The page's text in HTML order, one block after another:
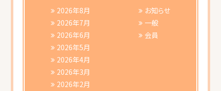
2026年8月
2026年7月
2026年6月
2026年5月
2026年4月
2026年3月
2026年2月
お知らせ
一般
会員